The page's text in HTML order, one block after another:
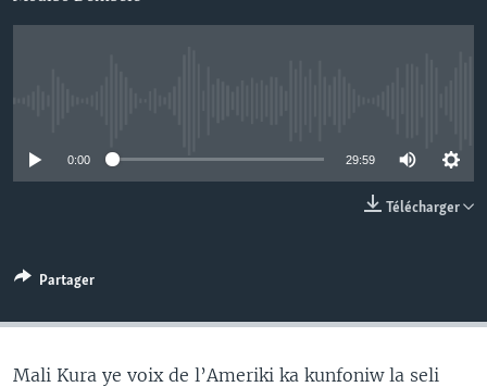
0:00 29:59
Télécharger
Partager
Mali Kura ye voix de l’Ameriki ka kunfoniw la seli